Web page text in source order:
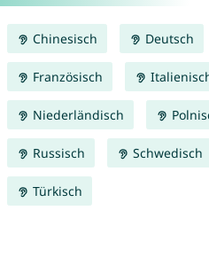
Chinesisch Deutsch
Französisch
Niederländisch
Russisch Schwedisch
Türkisch